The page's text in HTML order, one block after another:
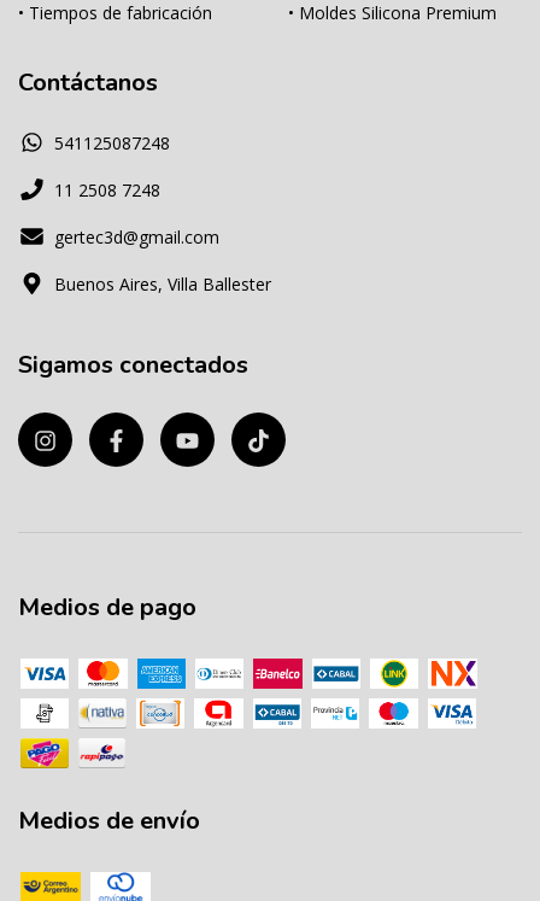
• Tiempos de fabricación • Moldes Silicona Premium
Contáctanos
541125087248
11 2508 7248
gertec3d@gmail.com
Buenos Aires, Villa Ballester
Sigamos conectados
Medios de pago
Medios de envío